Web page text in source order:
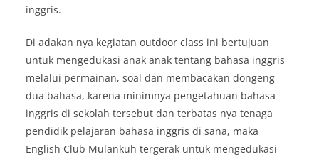
inggris.
Di adakan nya kegiatan outdoor class ini bertujuan
untuk mengedukasi anak anak tentang bahasa inggris
melalui permainan, soal dan membacakan dongeng
dua bahasa, karena minimnya pengetahuan bahasa
inggris di sekolah tersebut dan terbatas nya tenaga
pendidik pelajaran bahasa inggris di sana, maka
English Club Mulankuh tergerak untuk mengedukasi